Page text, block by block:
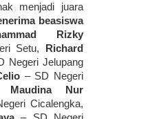
menjadi juara
beasiswa
Rizky
Setu,
Richard
Negeri Jelupang
– SD Negeri
Maudina Nur